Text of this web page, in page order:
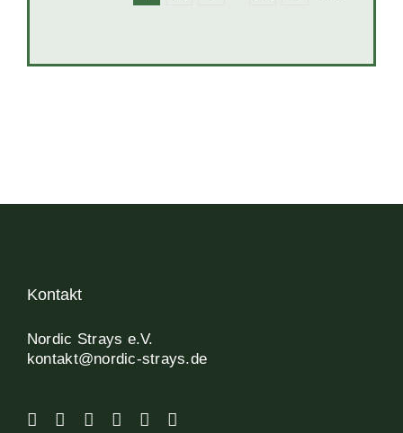
Kontakt
Nordic Strays e.V.
kontakt@nordic-strays.de